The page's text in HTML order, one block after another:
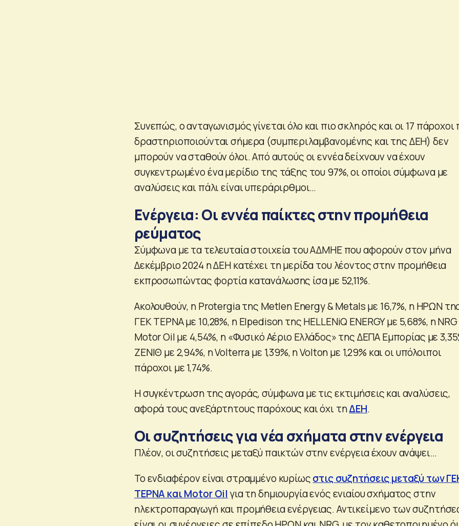
Συνεπώς, ο ανταγωνισμός γίνεται όλο και πιο σκληρός και οι 17 πάροχοι
δραστηριοποιούνται σήμερα (συμπεριλαμβανομένης και της ΔΕΗ) δεν
μπορούν να σταθούν όλοι. Από αυτούς οι εννέα δείχνουν να έχουν
συγκεντρωμένο ένα μερίδιο της τάξης του 97%, οι οποίοι σύμφωνα με
αναλύσεις και πάλι είναι υπεράριρθμοι…
Ενέργεια: Οι εννέα παίκτες στην προμήθεια
ρεύματος
Σύμφωνα με τα τελευταία στοιχεία του ΑΔΜΗΕ που αφορούν στον μήνα
Δεκέμβριο 2024 η ΔΕΗ κατέχει τη μερίδα του λέοντος στην προμήθεια
εκπροσωπώντας φορτία κατανάλωσης ίσα με 52,11%.
Ακολουθούν, η Protergia της Metlen Energy & Metals με 16,7%, η ΗΡΩΝ
ΓΕΚ ΤΕΡΝΑ με 10,28%, η Elpedison της HELLENiQ ENERGY με 5,68%, η
Motor Oil με 4,54%, η «Φυσικό Αέριο Ελλάδος» της ΔΕΠΑ Εμπορίας με
ΖΕΝΙΘ με 2,94%, η Volterra με 1,39%, η Volton με 1,29% και οι υπόλοιποι
πάροχοι με 1,74%.
Η συγκέντρωση της αγοράς, σύμφωνα με τις εκτιμήσεις και αναλύσεις,
αφορά τους ανεξάρτητους παρόχους και όχι τηΔΕΗ.
Οι συζητήσεις για νέα σχήματα στην ενέργεια
Πλέον, οι συζητήσεις μεταξύ παικτών στην ενέργεια έχουν ανάψει…
Το ενδιαφέρον είναι στραμμένο κυρίωςστις συζητήσεις μεταξύ των
ΤΕΡΝΑ και Motor Oilγια τη δημιουργία ενός ενιαίου σχήματος στην
ηλεκτροπαραγωγή και προμήθεια ενέργειας. Αντικείμενο των